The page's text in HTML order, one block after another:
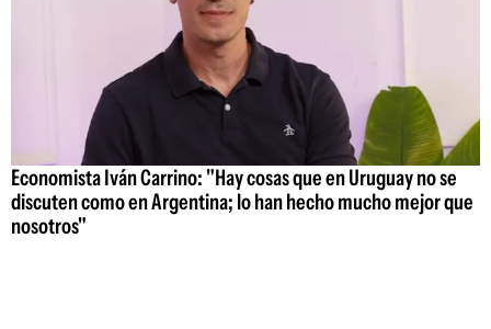
Economista Iván Carrino: "Hay cosas que en Uruguay no se
discuten como en Argentina; lo han hecho mucho mejor que
nosotros"